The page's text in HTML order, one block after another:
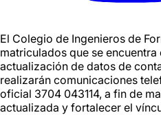
El Colegio de Ingenieros de
matriculados que se
actualización de datos de
realizarán comunicaciones
oficial 3704 043114, a fin de
actualizada y fortalecer el